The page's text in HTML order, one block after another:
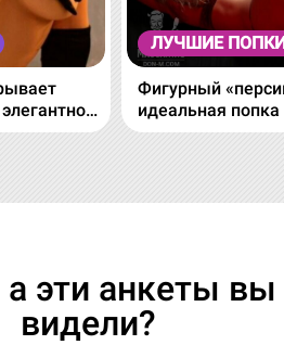
ЛУЧШИЕ
Фигурный
идеальная
зазеркалья!
эти анкеты вы
видели?